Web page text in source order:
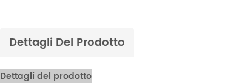
Dettagli Del Prodotto
Dettagli del prodotto